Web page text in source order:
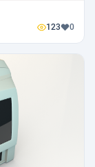
123 0